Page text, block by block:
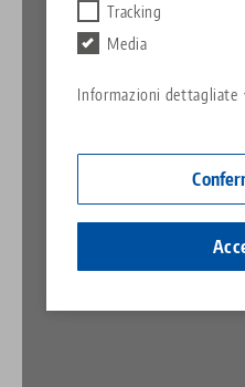
Tracking
Media
Informazioni dettagliate
Search
Contatto